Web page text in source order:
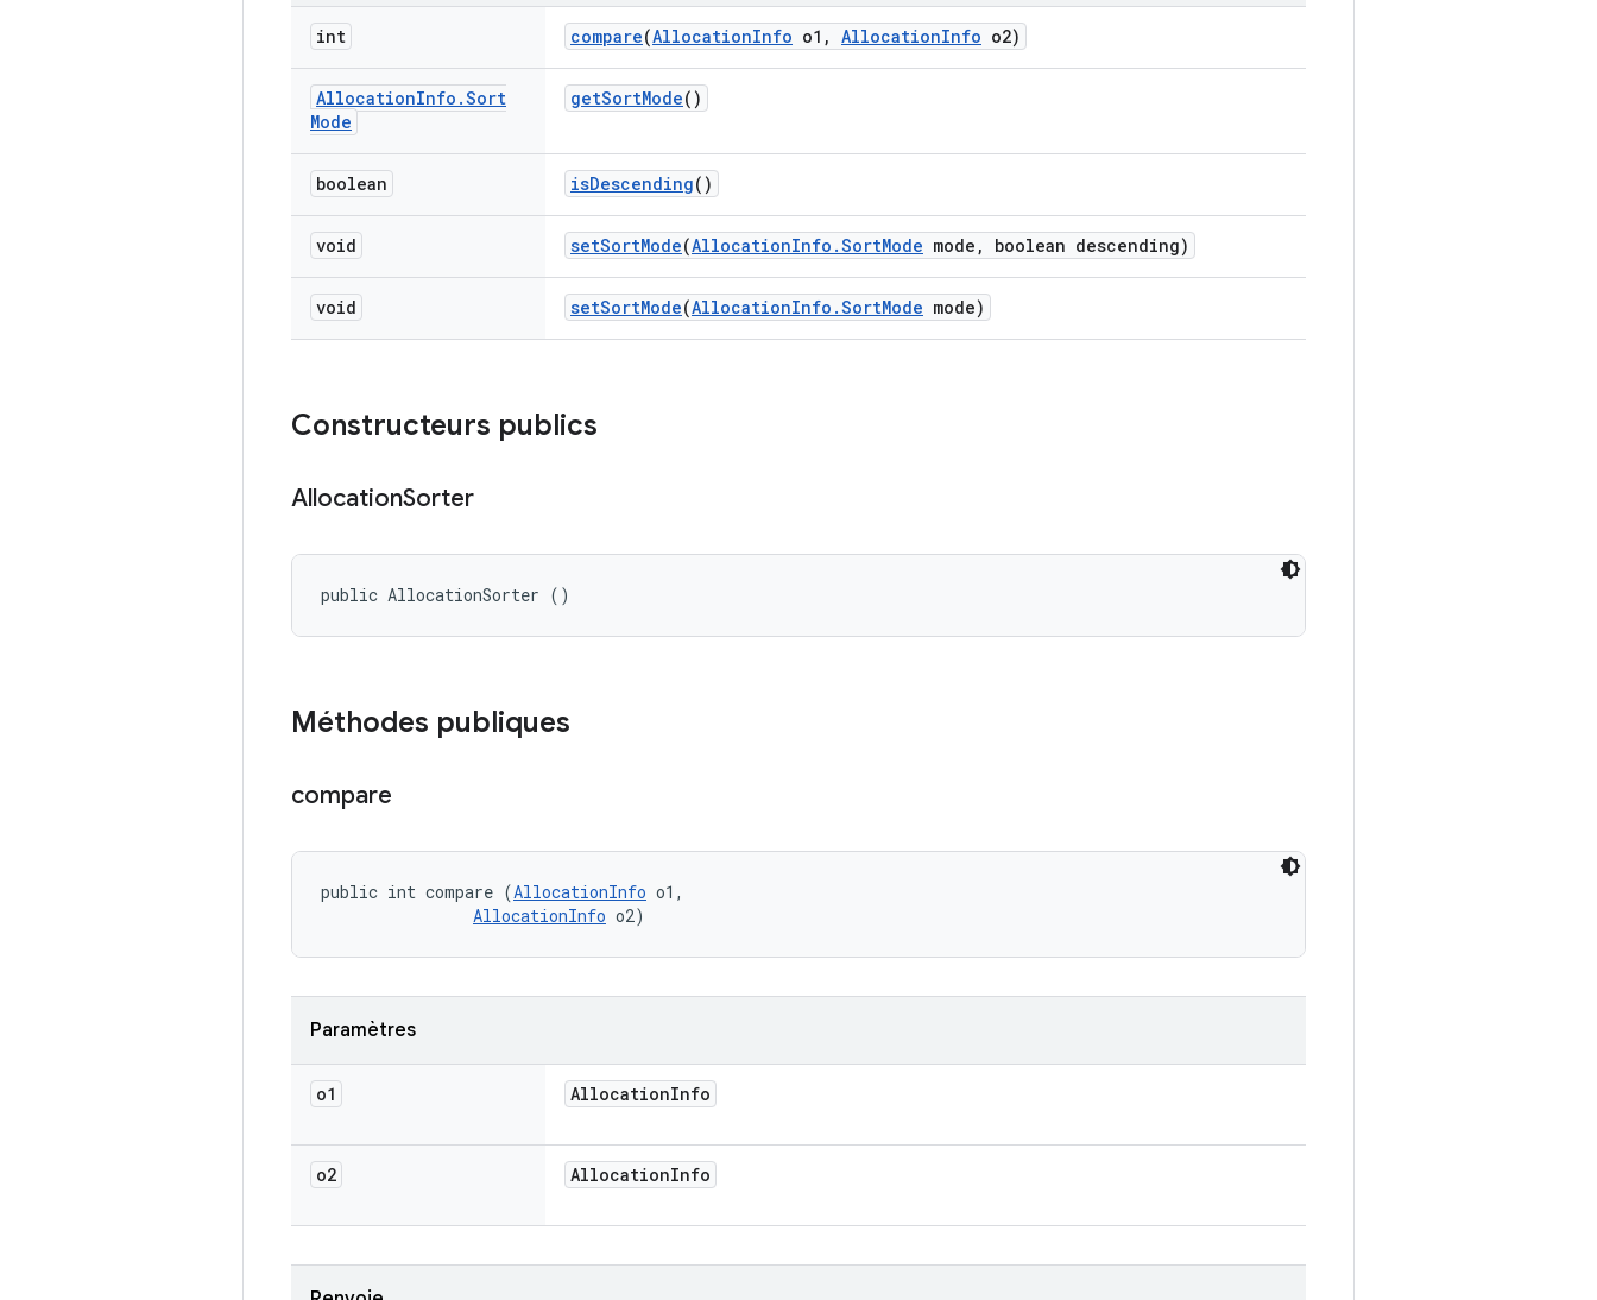
int compare(AllocationInfo o1 , AllocationInfo o2)
AllocationInfo .Sort
Mode
getSortMode()
boolean isDescending()
void setSortMode(AllocationInfo .SortMode mode , boolean descending)
void setSortMode(AllocationInfo .SortMode mode)
Constructeurs publics
AllocationSorter
public AllocationSorter ()
Méthodes publiques
compare
public int compare (AllocationInfo o1,
AllocationInfo o2)
Paramètres
o1 AllocationInfo
o2 AllocationInfo